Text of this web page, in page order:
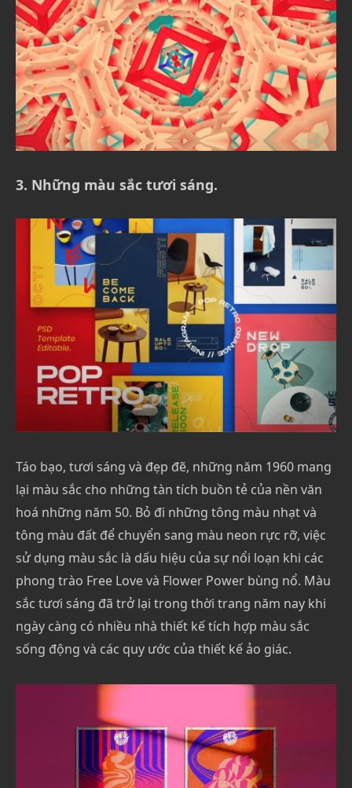
3. Những màu sắc tươi sáng.
Táo bạo, tươi sáng và đẹp đẽ, những năm 1960 mang
lại màu sắc cho những tàn tích buồn tẻ của nền văn
hoá những năm 50. Bỏ đi những tông màu nhạt và
tông màu đất để chuyển sang màu neon rực rỡ, việc
sử dụng màu sắc là dấu hiệu của sự nổi loạn khi các
phong trào Free Love và Flower Power bùng nổ. Màu
sắc tươi sáng đã trở lại trong thời trang năm nay khi
ngày càng có nhiều nhà thiết kế tích hợp màu sắc
sống động và các quy ước của thiết kế ảo giác.